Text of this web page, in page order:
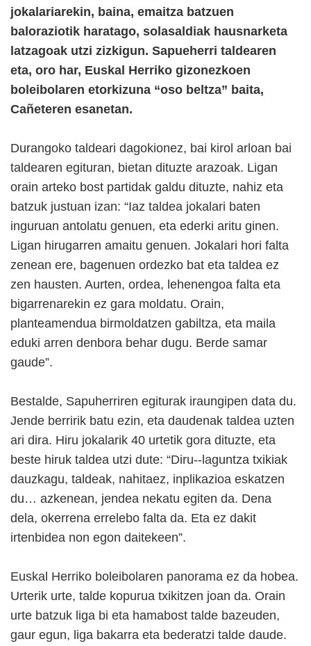
jokalariarekin, baina, emaitza batzuen
baloraziotik haratago, solasaldiak hausnarketa
latzagoak utzi zizkigun. Sapueherri taldearen
eta, oro har, Euskal Herriko gizonezkoen
boleibolaren etorkizuna “oso beltza” baita,
Cañeteren esanetan.
Durangoko taldeari dagokionez, bai kirol arloan bai
taldearen egituran, bietan dituzte arazoak. Ligan
orain arteko bost partidak galdu dituzte, nahiz eta
batzuk justuan izan: “Iaz taldea jokalari baten
inguruan antolatu genuen, eta ederki aritu ginen.
Ligan hirugarren amaitu genuen. Jokalari hori falta
zenean ere, bagenuen ordezko bat eta taldea ez
zen hausten. Aurten, ordea, lehenengoa falta eta
bigarrenarekin ez gara moldatu. Orain,
planteamendua birmoldatzen gabiltza, eta maila
eduki arren denbora behar dugu. Berde samar
gaude”.
Bestalde, Sapuherriren egiturak iraungipen data du.
Jende berririk batu ezin, eta daudenak taldea uzten
ari dira. Hiru jokalarik 40 urtetik gora dituzte, eta
beste hiruk taldea utzi dute: “Diru--laguntza txikiak
dauzkagu, taldeak, nahitaez, inplikazioa eskatzen
du… azkenean, jendea nekatu egiten da. Dena
dela, okerrena errelebo falta da. Eta ez dakit
irtenbidea non egon daitekeen”.
Euskal Herriko boleibolaren panorama ez da hobea.
Urterik urte, talde kopurua txikitzen joan da. Orain
urte batzuk liga bi eta hamabost talde bazeuden,
gaur egun, liga bakarra eta bederatzi talde daude.